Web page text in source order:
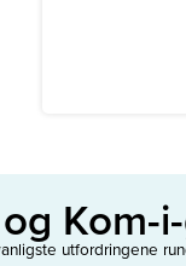
Kom-
utfordringene